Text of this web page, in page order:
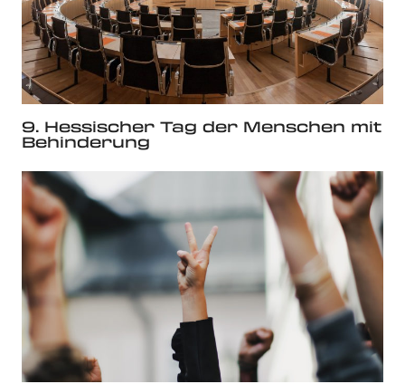
9. Hessischer Tag der Menschen mit
Behinderung